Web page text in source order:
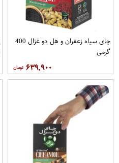
چای سیاه زعفران و هل دو غزال 400
گرمی
۶۳۹,۹۰۰